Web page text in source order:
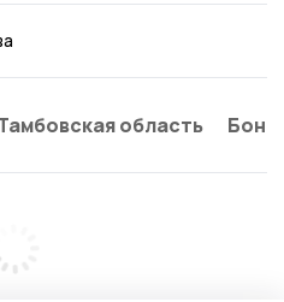
область